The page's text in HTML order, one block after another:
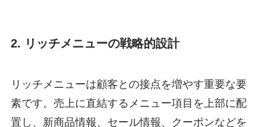
2. リッチメニューの戦略的設計
リッチメニューは顧客との接点を増やす重要な要
素です。売上に直結するメニュー項目を上部に配
置し、新商品情報、セール情報、クーポンなどを